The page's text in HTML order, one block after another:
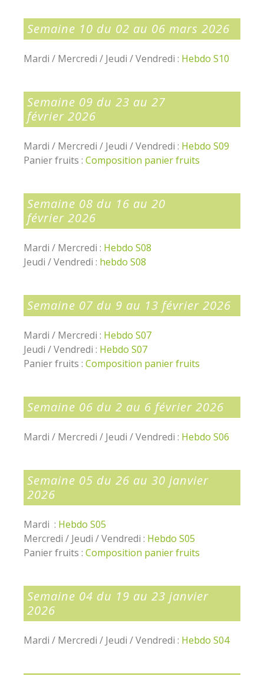
Semaine 10 du 02 au 06 mars 2026
Mardi / Mercredi / Jeudi / Vendredi : Hebdo S10
Semaine 09 du 23 au 27
février 2026
Mardi / Mercredi / Jeudi / Vendredi : Hebdo S09
Panier fruits : Composition panier fruits
Semaine 08 du 16 au 20
février 2026
Mardi / Mercredi : Hebdo S08
Jeudi / Vendredi : hebdo S08
Semaine 07 du 9 au 13 février 2026
Mardi / Mercredi : Hebdo S07
Jeudi / Vendredi : Hebdo S07
Panier fruits : Composition panier fruits
Semaine 06 du 2 au 6 février 2026
Mardi / Mercredi / Jeudi / Vendredi : Hebdo S06
Semaine 05 du 26 au 30 janvier
2026
Mardi : Hebdo S05
Mercredi / Jeudi / Vendredi : Hebdo S05
Panier fruits : Composition panier fruits
Semaine 04 du 19 au 23 janvier
2026
Mardi / Mercredi / Jeudi / Vendredi : Hebdo S04